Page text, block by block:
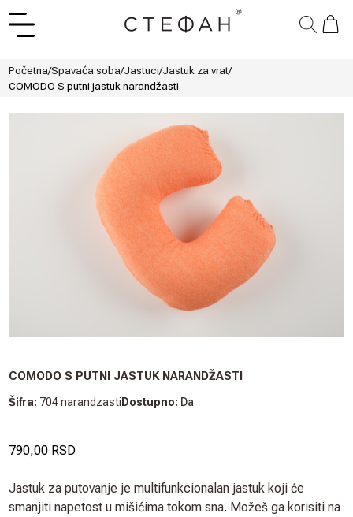
Početna/Spavaća soba/Jastuci/Jastuk za vrat/
COMODO S putni jastuk narandžasti
COMODO S PUTNI JASTUK NARANDŽASTI
Šifra: 704 narandzasti Dostupno: Da
790,00 RSD
Jastuk za putovanje je multifunkcionalan jastuk koji će
smanjiti napetost u mišićima tokom sna. Možeš ga korisiti na